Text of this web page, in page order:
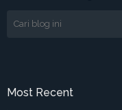
Most Recent